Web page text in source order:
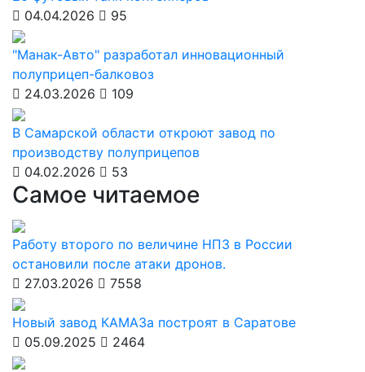
04.04.2026
95
"Манак-Авто" разработал инновационный
полуприцеп-балковоз
24.03.2026
109
В Самарской области откроют завод по
производству полуприцепов
04.02.2026
53
Самое читаемое
Работу второго по величине НПЗ в России
остановили после атаки дронов.
27.03.2026
7558
Новый завод КАМАЗа построят в Саратове
05.09.2025
2464